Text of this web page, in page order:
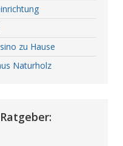
zu Hause
Naturholz